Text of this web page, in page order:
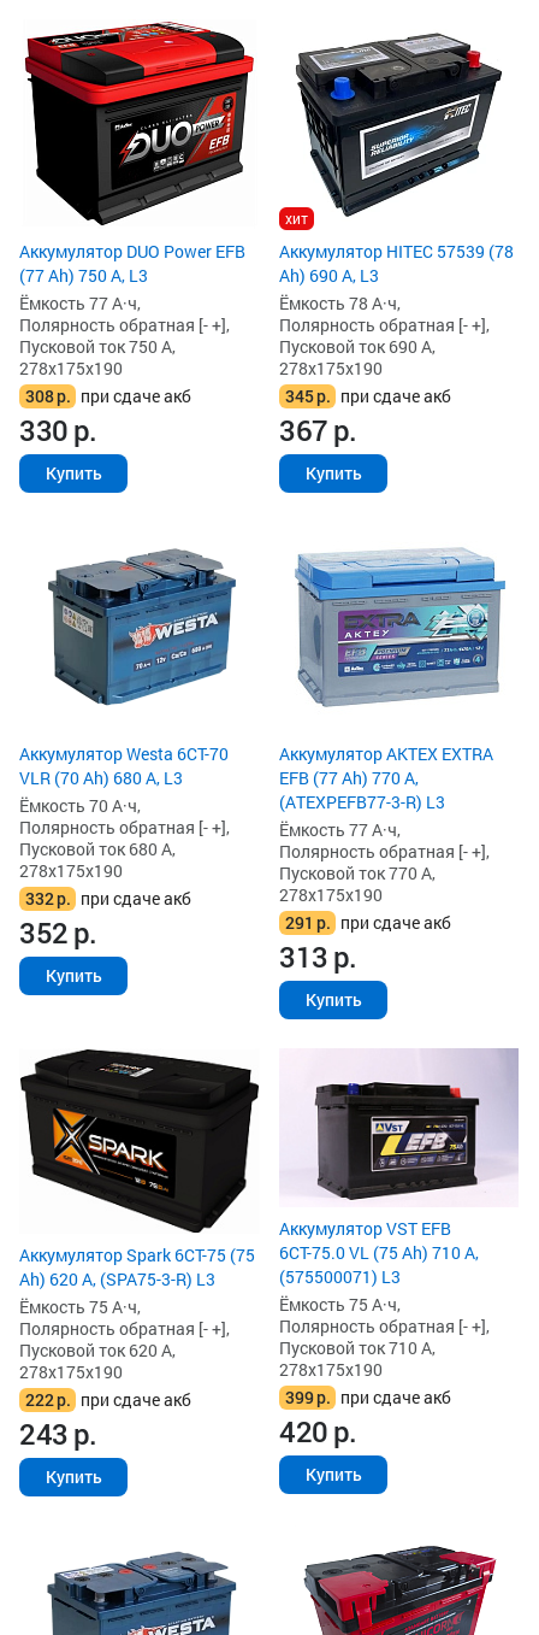
Аккумулятор DUO Power EFB
(77 Ah) 750 А, L3
Ёмкость 77 А·ч,
Полярность обратная [- +],
Пусковой ток 750 А,
278x175x190
308р. при сдаче акб
330р.
Купить
хит
Аккумулятор HITEC 57539 (78
Ah) 690 А, L3
Ёмкость 78 А·ч,
Полярность обратная [- +],
Пусковой ток 690 А,
278x175x190
345р. при сдаче акб
367р.
Купить
Аккумулятор Westa 6СТ-70
VLR (70 Ah) 680 А, L3
Ёмкость 70 А·ч,
Полярность обратная [- +],
Пусковой ток 680 А,
278x175x190
332р. при сдаче акб
352р.
Купить
Аккумулятор AKTEX EXTRA
EFB (77 Ah) 770 А,
(ATEXPEFB77-3-R) L3
Ёмкость 77 А·ч,
Полярность обратная [- +],
Пусковой ток 770 А,
278x175x190
291 р. при сдаче акб
313р.
Купить
Аккумулятор Spark 6СТ-75 (75
Ah) 620 А, (SPA75-3-R) L3
Ёмкость 75 А·ч,
Полярность обратная [- +],
Пусковой ток 620 А,
278x175x190
222р. при сдаче акб
243р.
Купить
Аккумулятор VST EFB
6СТ-75.0 VL (75 Ah) 710 А,
(575500071) L3
Ёмкость 75 А·ч,
Полярность обратная [- +],
Пусковой ток 710 А,
278x175x190
399р. при сдаче акб
420р.
Купить